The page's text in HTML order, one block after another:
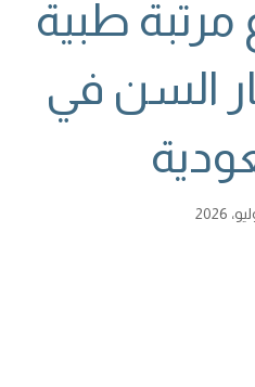
مرتبة طبية
السن في